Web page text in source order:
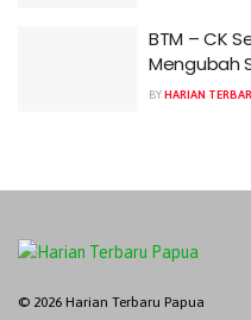
BTM – CK
Mengubah
BYHARIAN
© 2026 Harian Terbaru Papua